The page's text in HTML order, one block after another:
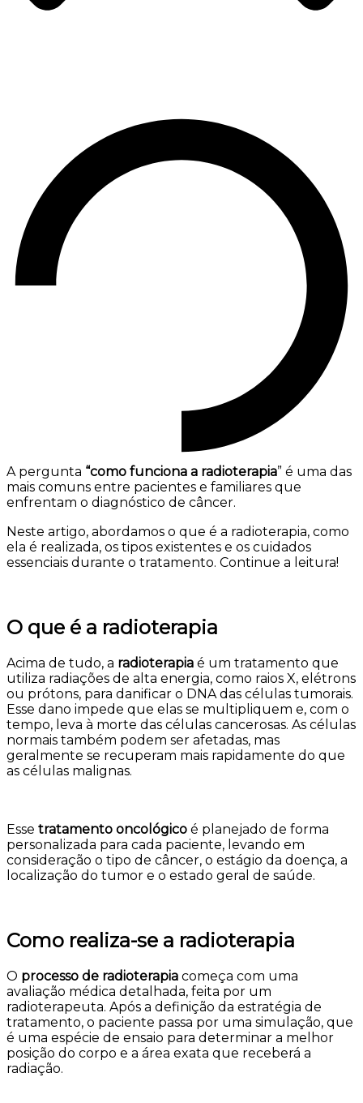
A pergunta “como funciona a radioterapia” é uma das
mais comuns entre pacientes e familiares que
enfrentam o diagnóstico de câncer.
Neste artigo, abordamos o que é a radioterapia, como
ela é realizada, os tipos existentes e os cuidados
essenciais durante o tratamento. Continue a leitura!
O que é a radioterapia
Acima de tudo, a radioterapia é um tratamento que
utiliza radiações de alta energia, como raios X, elétrons
ou prótons, para danificar o DNA das células tumorais.
Esse dano impede que elas se multipliquem e, com o
tempo, leva à morte das células cancerosas. As células
normais também podem ser afetadas, mas
geralmente se recuperam mais rapidamente do que
as células malignas.
Esse tratamento oncológico é planejado de forma
personalizada para cada paciente, levando em
consideração o tipo de câncer, o estágio da doença, a
localização do tumor e o estado geral de saúde.
Como realiza-se a radioterapia
O processo de radioterapia começa com uma
avaliação médica detalhada, feita por um
radioterapeuta. Após a definição da estratégia de
tratamento, o paciente passa por uma simulação, que
é uma espécie de ensaio para determinar a melhor
posição do corpo e a área exata que receberá a
radiação.